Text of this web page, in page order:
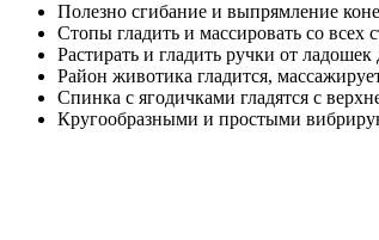
Полезно сгибание и выпрямление
Стопы гладить и массировать со всех
Растирать и гладить ручки от ладошек
Район животика гладится,
Спинка с ягодичками гладятся с
Кругообразными и простыми